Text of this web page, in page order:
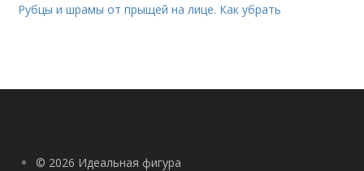
Рубцы и шрамы от прыщей на лице. Как убрать
© 2026 Идеальная фигура